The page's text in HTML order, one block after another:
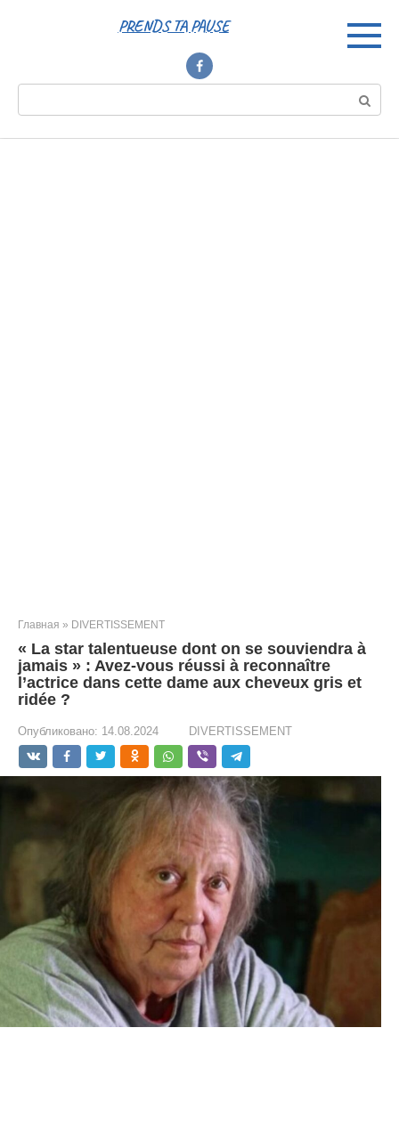
PRENDS TA PAUSE
Главная » DIVERTISSEMENT
« La star talentueuse dont on se souviendra à
jamais » : Avez-vous réussi à reconnaître
l’actrice dans cette dame aux cheveux gris et
ridée ?
Опубликовано: 14.08.2024 DIVERTISSEMENT